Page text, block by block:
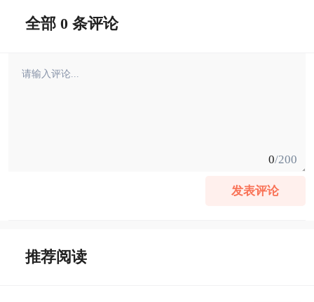
全部 0 条评论
0/200
发表评论
推荐阅读